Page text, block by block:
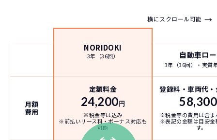
横にスクロール可能 →
NORIDOKI
3年（36回） 自動車ロ
3年（36回）・実質
月額
費用
定額料金
24,200円
※税金等は込み
※前払いリース料・ボーナス対応も
可能
登録料・車両代
58,300
※税金等の費用は含ま
※表記の金額は目安金
す。